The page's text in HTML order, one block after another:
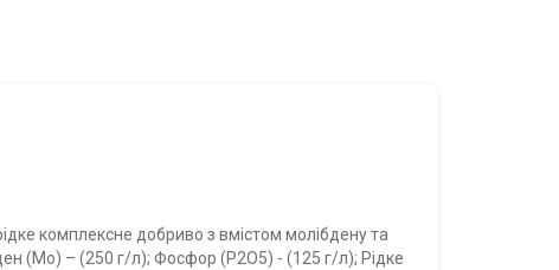
комплексне добриво з вмістом молібдену та
(Mo) – (250 г/л); Фосфор (Р2О5) - (125 г/л); Рідке